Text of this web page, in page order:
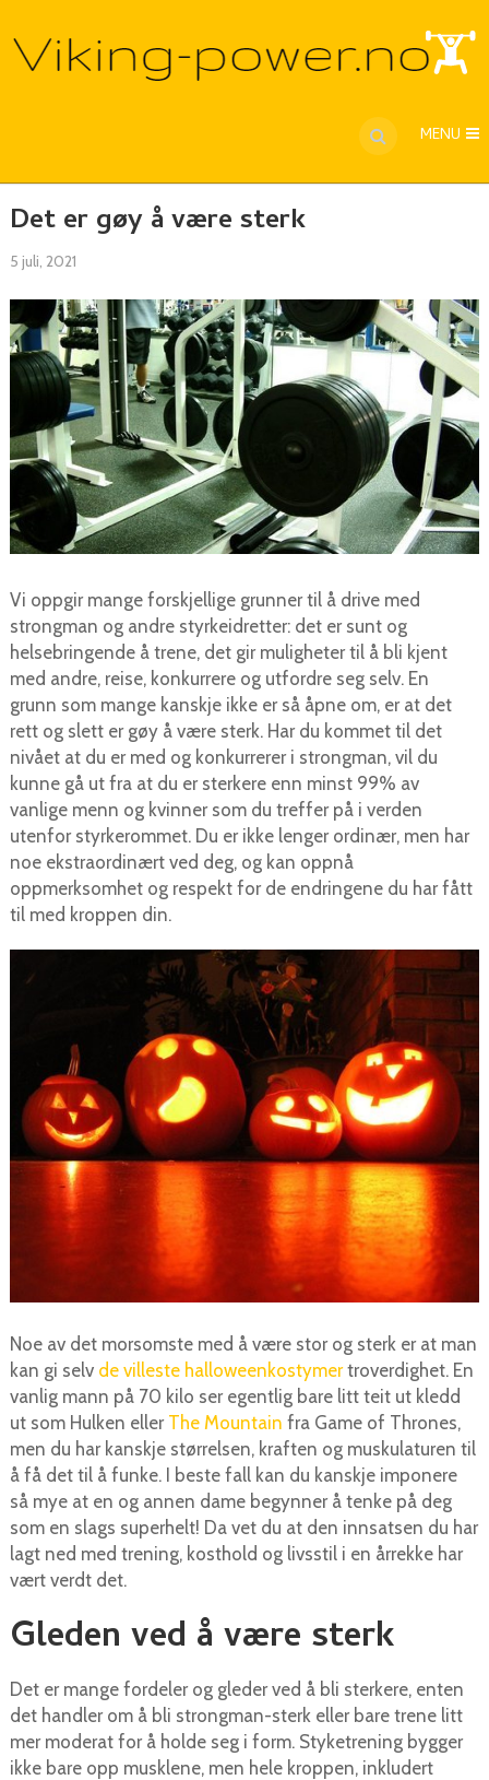
MENU
Det er gøy å være sterk
5 juli, 2021
Vi oppgir mange forskjellige grunner til å drive med
strongman og andre styrkeidretter: det er sunt og
helsebringende å trene, det gir muligheter til å bli kjent
med andre, reise, konkurrere og utfordre seg selv. En
grunn som mange kanskje ikke er så åpne om, er at det
rett og slett er gøy å være sterk. Har du kommet til det
nivået at du er med og konkurrerer i strongman, vil du
kunne gå ut fra at du er sterkere enn minst 99% av
vanlige menn og kvinner som du treffer på i verden
utenfor styrkerommet. Du er ikke lenger ordinær, men har
noe ekstraordinært ved deg, og kan oppnå
oppmerksomhet og respekt for de endringene du har fått
til med kroppen din.
Noe av det morsomste med å være stor og sterk er at man
kan gi selv de villeste halloweenkostymertroverdighet. En
vanlig mann på 70 kilo ser egentlig bare litt teit ut kledd
ut som Hulken eller The Mountain fra Game of Thrones,
men du har kanskje størrelsen, kraften og muskulaturen til
å få det til å funke. I beste fall kan du kanskje imponere
så mye at en og annen dame begynner å tenke på deg
som en slags superhelt! Da vet du at den innsatsen du har
lagt ned med trening, kosthold og livsstil i en årrekke har
vært verdt det.
Gleden ved å være sterk
Det er mange fordeler og gleder ved å bli sterkere, enten
det handler om å bli strongman-sterk eller bare trene litt
mer moderat for å holde seg i form. Styketrening bygger
ikke bare opp musklene, men hele kroppen, inkludert